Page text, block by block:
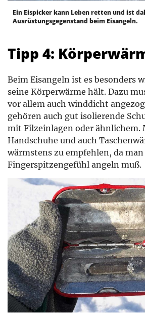
Ein Eispicker kann Leben retten und ist
Ausrüstungsgegenstand beim Eisangeln.
Tipp 4:
Beim Eisangeln ist es besonders
seine Körperwärme hält. Dazu
vor allem auch winddicht
gehören auch gut isolierende
mit Filzeinlagen oder ähnlichem.
Handschuhe und auch
wärmstens zu empfehlen, da
Fingerspitzengefühl angeln muß.